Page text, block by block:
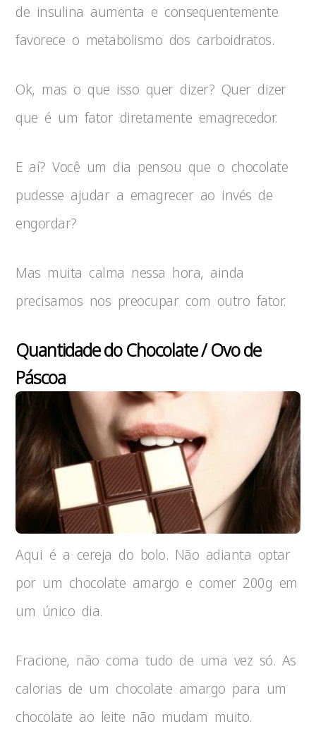
de insulina aumenta e consequentemente
favorece o metabolismo dos carboidratos.
Ok, mas o que isso quer dizer? Quer dizer
que é um fator diretamente emagrecedor.
E aí? Você um dia pensou que o chocolate
pudesse ajudar a emagrecer ao invés de
engordar?
Mas muita calma nessa hora, ainda
precisamos nos preocupar com outro fator.
Quantidade do Chocolate / Ovo de
Páscoa
Aqui é a cereja do bolo. Não adianta optar
por um chocolate amargo e comer 200g em
um único dia.
Fracione, não coma tudo de uma vez só. As
calorias de um chocolate amargo para um
chocolate ao leite não mudam muito.